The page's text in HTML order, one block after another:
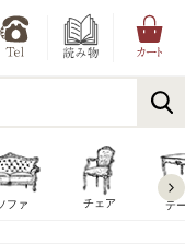
ファ チェア テ